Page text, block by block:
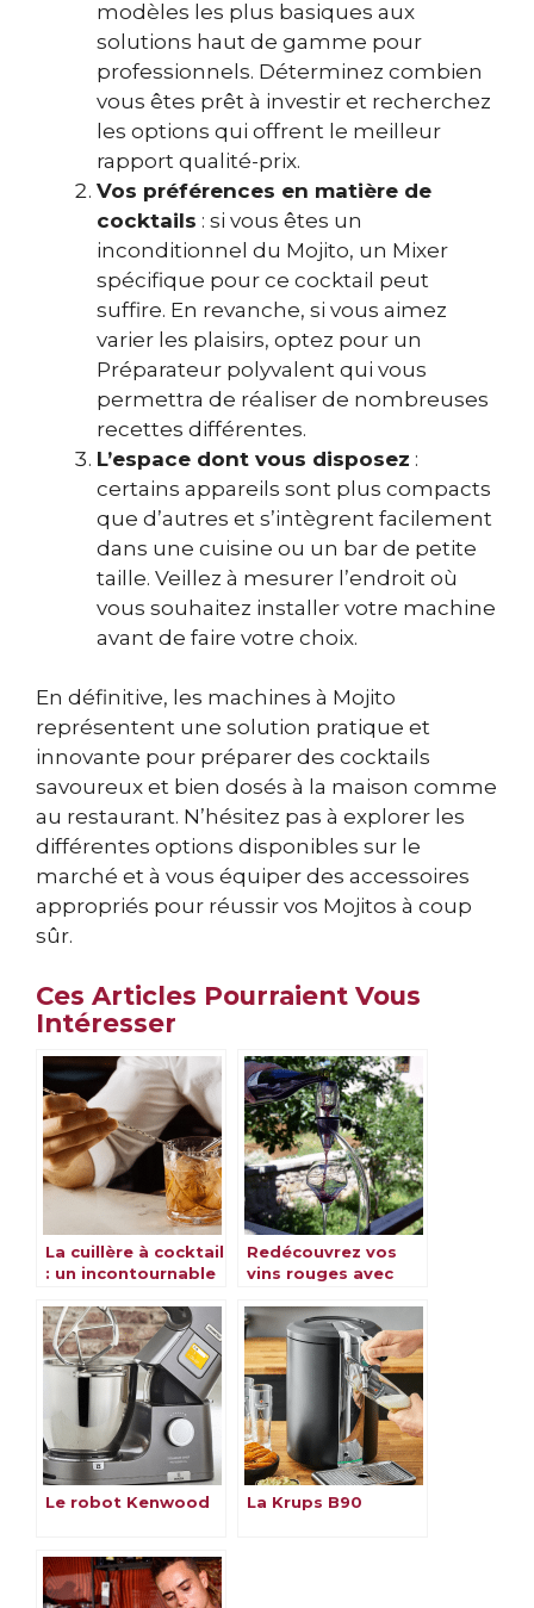
modèles les plus basiques aux
solutions haut de gamme pour
professionnels. Déterminez combien
vous êtes prêt à investir et recherchez
les options qui offrent le meilleur
rapport qualité-prix.
Vos préférences en matière de
cocktails : si vous êtes un
inconditionnel du Mojito, un Mixer
spécifique pour ce cocktail peut
suffire. En revanche, si vous aimez
varier les plaisirs, optez pour un
Préparateur polyvalent qui vous
permettra de réaliser de nombreuses
recettes différentes.
L’espace dont vous disposez :
certains appareils sont plus compacts
que d’autres et s’intègrent facilement
dans une cuisine ou un bar de petite
taille. Veillez à mesurer l’endroit où
vous souhaitez installer votre machine
avant de faire votre choix.
En définitive, les machines à Mojito
représentent une solution pratique et
innovante pour préparer des cocktails
savoureux et bien dosés à la maison comme
au restaurant. N’hésitez pas à explorer les
différentes options disponibles sur le
marché et à vous équiper des accessoires
appropriés pour réussir vos Mojitos à coup
sûr.
Ces Articles Pourraient Vous
Intéresser
La cuillère à cocktail
: un incontournable
mélanges
Redécouvrez vos
vins rouges avec
Le robot Kenwood La Krups B90